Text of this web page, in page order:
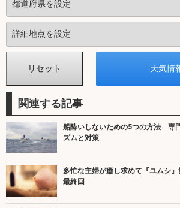
関連する記事
船酔いしないための5つの方法 専
ズムと対策
多忙な主婦が癒し求めて『ユムシ
最終回